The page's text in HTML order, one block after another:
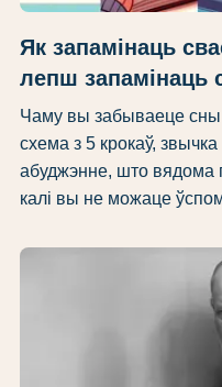
Як запамінаць
лепш запамінаць
Чаму вы забываеце сны
схема з 5 крокаў, звычка
абуджэнне, што вядома
калі вы не можаце